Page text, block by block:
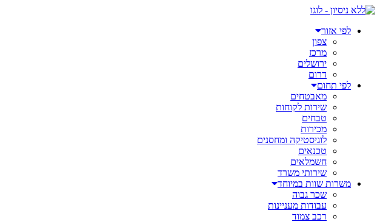
דלג
לפי אזור
צפון
מרכז
ירושלים
דרום
לפי תחום
מאבטחים
שירות לקוחות
טבחים
מכירות
לוגיסטיקה ומחסנים
טכנאים
חשמלאים
שירותי משרד
משרות שוות במיוחד
שכר גבוה
עבודות מעניינות
רכב צמוד